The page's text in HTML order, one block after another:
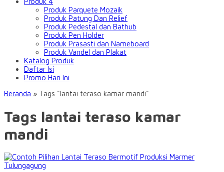
Produk Parquete Mozaik
Produk Patung Dan Relief
Produk Pedestal dan Bathub
Produk Pen Holder
Produk Prasasti dan Nameboard
Produk Vandel dan Plakat
Katalog Produk
Daftar Isi
Promo Hari Ini
Beranda » Tags "lantai teraso kamar mandi"
Tags lantai teraso kamar
mandi